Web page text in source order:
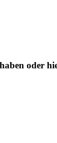
oder